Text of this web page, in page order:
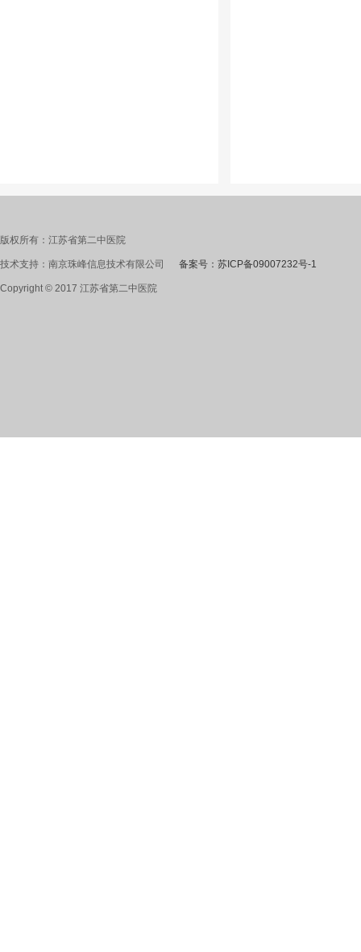
版权所有：江苏省第二中医院
技术支持：南京珠峰信息技术有限公司 备案号：苏ICP备09007232号-1
Copyright © 2017 江苏省第二中医院